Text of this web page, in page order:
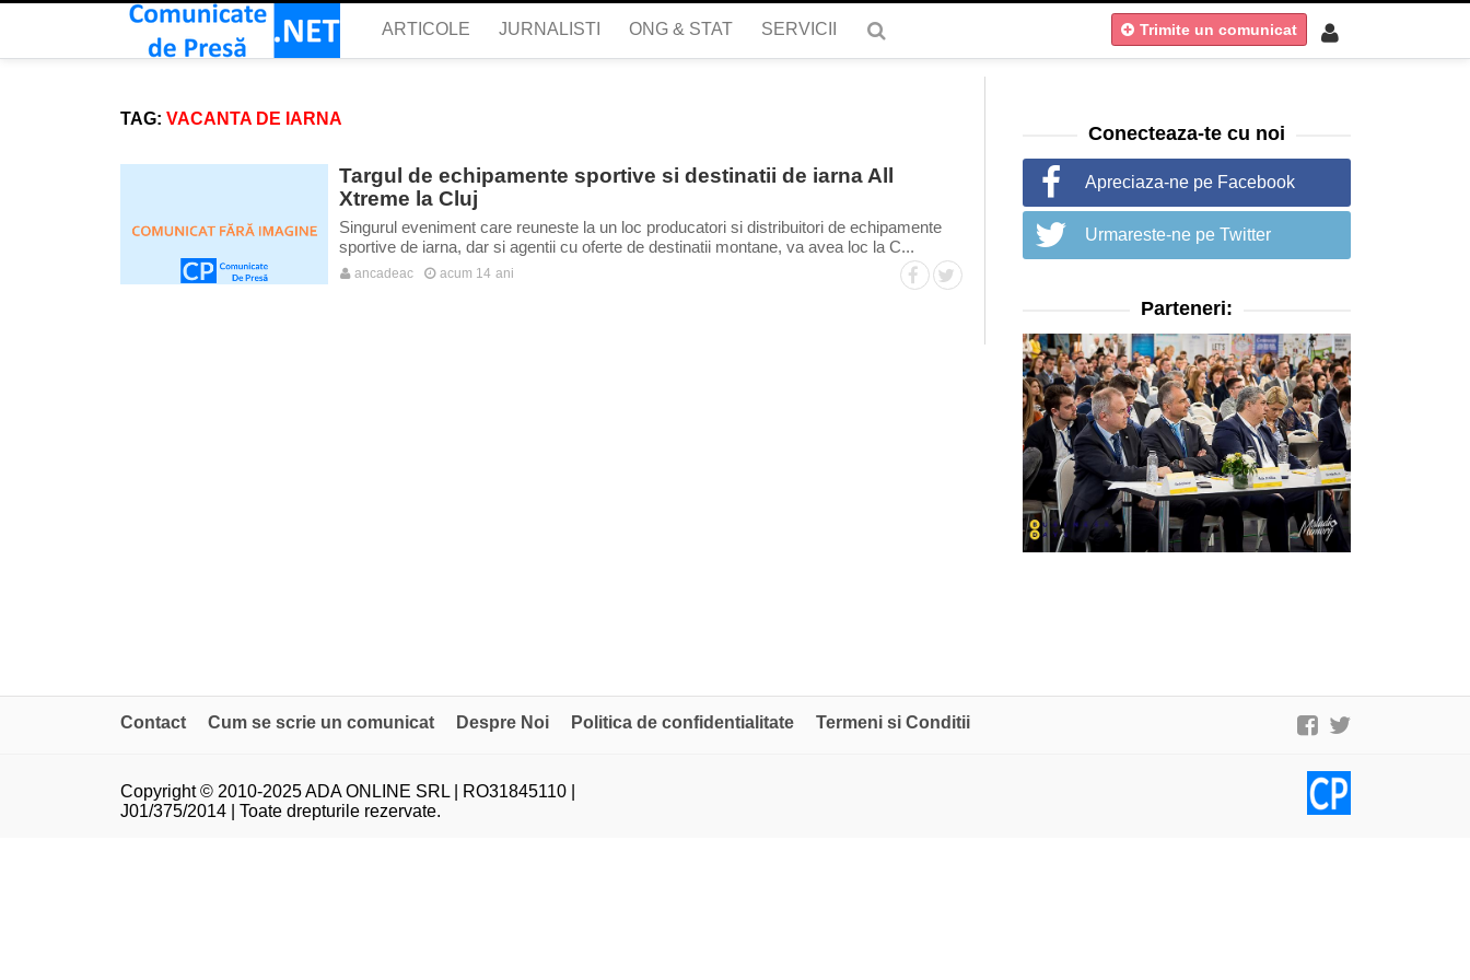
ARTICOLE JURNALISTI ONG & STAT SERVICII Trimite un comunicat
TAG: VACANTA DE IARNA
Targul de echipamente sportive si destinatii de iarna All
Xtreme la Cluj
Singurul eveniment care reuneste la un loc producatori si distribuitori de echipamente
sportive de iarna, dar si agentii cu oferte de destinatii montane, va avea loc la C...
ancadeac acum 14 ani
Conecteaza-te cu noi
Apreciaza-ne pe Facebook
Urmareste-ne pe Twitter
Parteneri:
Contact Cum se scrie un comunicat Despre Noi Politica de confidentialitate Termeni si Conditii
Copyright © 2010-2025 ADA ONLINE SRL | RO31845110 |
J01/375/2014 | Toate drepturile rezervate.